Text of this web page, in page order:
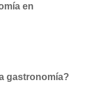
en
gastronomía?